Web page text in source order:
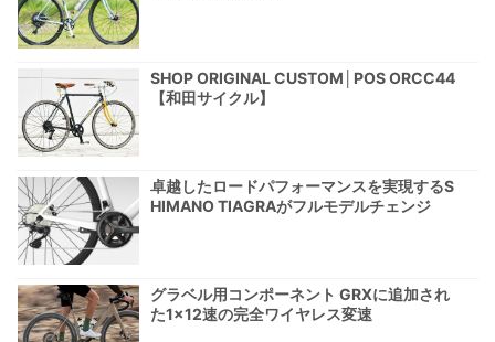
SHOP ORIGINAL CUSTOM│POS ORCC44
【和田サイクル】
卓越したロードパフォーマンスを実現するS
HIMANO TIAGRAがフルモデルチェンジ
グラベル用コンポーネント GRXに追加され
た1×12速の完全ワイヤレス変速